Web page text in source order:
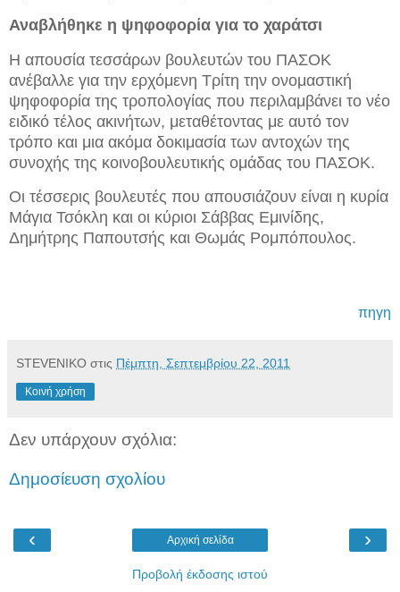
Αναβλήθηκε η ψηφοφορία για το χαράτσι
Η απουσία τεσσάρων βουλευτών του ΠΑΣΟΚ
ανέβαλλε για την ερχόμενη Τρίτη την ονομαστική
ψηφοφορία της τροπολογίας που περιλαμβάνει το νέο
ειδικό τέλος ακινήτων, μεταθέτοντας με αυτό τον
τρόπο και μια ακόμα δοκιμασία των αντοχών της
συνοχής της κοινοβουλευτικής ομάδας του ΠΑΣΟΚ.
Οι τέσσερις βουλευτές που απουσιάζουν είναι η κυρία
Μάγια Τσόκλη και οι κύριοι Σάββας Εμινίδης,
Δημήτρης Παπουτσής και Θωμάς Ρομπόπουλος.
πηγη
STEVENIKO στις Πέμπτη, Σεπτεμβρίου 22, 2011
Κοινή χρήση
Δεν υπάρχουν σχόλια:
Δημοσίευση σχολίου
‹ ›
Αρχική σελίδα
Προβολή έκδοσης ιστού